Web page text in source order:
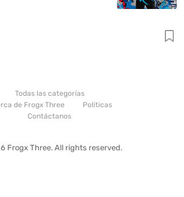
Todas las categorías
de Frogx Three
Politicas
Contáctanos
Frogx Three. All rights reserved.